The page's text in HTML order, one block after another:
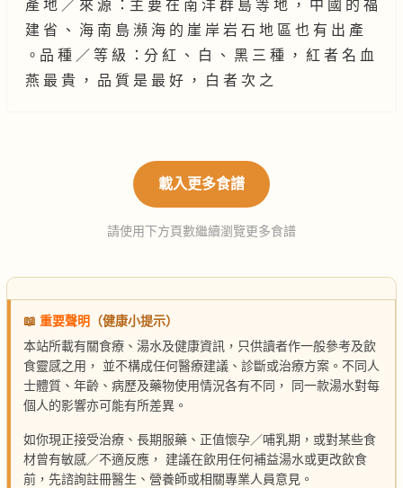
產 地 ／ 來 源 ：主 要 在 南 洋 群 島 等 地 ， 中 國 的 福
建 省 、 海 南 島 瀕 海 的 崖 岸 岩 石 地 區 也 有 出 產
。品 種 ／ 等 級 ：分 紅 、 白 、 黑 三 種 ， 紅 者 名 血
燕 最 貴 ， 品 質 是 最 好 ， 白 者 次 之
載入更多食譜
請使用下方頁數繼續瀏覽更多食譜
📖 重要聲明
（健康小提示）
本站所載有關食療、湯水及健康資訊，只供讀者作一般參考及飲
食靈感之用， 並不構成任何醫療建議、診斷或治療方案。不同人
士體質、年齡、病歷及藥物使用情況各有不同， 同一款湯水對每
個人的影響亦可能有所差異。
如你現正接受治療、長期服藥、正值懷孕／哺乳期，或對某些食
材曾有敏感／不適反應， 建議在飲用任何補益湯水或更改飲食
前，先諮詢註冊醫生、營養師或相關專業人員意見。